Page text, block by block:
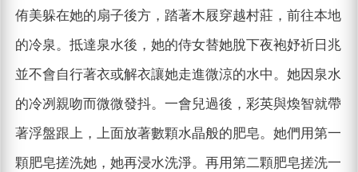
侑美躲在她的扇子後方，踏著木屐穿越村莊，前往本地
的冷泉。抵達泉水後，她的侍女替她脫下夜袍妤祈日兆
並不會自行著衣或解衣讓她走進微涼的水中。她因泉水
的冷冽親吻而微微發抖。一會兒過後，彩英與煥智就帶
著浮盤跟上，上面放著數顆水晶般的肥皂。她們用第一
顆肥皂搓洗她，她再浸水洗淨。再用第二顆肥皂搓洗一